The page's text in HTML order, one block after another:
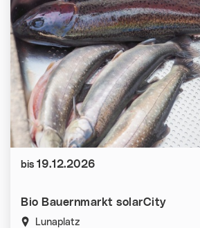
Bio Bauernmarkt solarCity
Lunaplatz
Datum:
bis 19.12.2026